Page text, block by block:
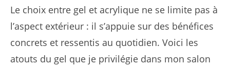
Le choix entre gel et acrylique ne se limite pas à
l’aspect extérieur : il s’appuie sur des bénéfices
concrets et ressentis au quotidien. Voici les
atouts du gel que je privilégie dans mon salon